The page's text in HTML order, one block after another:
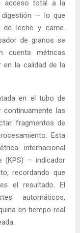
acceso total a la
— lo que
de leche y carne.
de granos se
cuenta métricas
en la calidad de la
en el tubo de
continuamente las
fragmentos de
Esta
internacional
(KPS) – indicador
recordando que
el resultado. El
automáticos,
en tiempo real